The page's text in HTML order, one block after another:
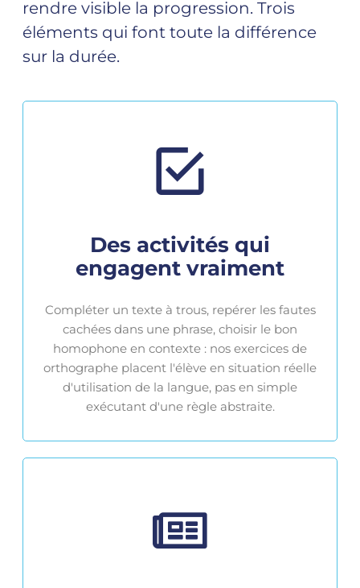
rendre visible la progression. Trois
éléments qui font toute la différence
sur la durée.
Des activités qui
engagent vraiment
Compléter un texte à trous, repérer les fautes
cachées dans une phrase, choisir le bon
homophone en contexte : nos exercices de
orthographe placent l'élève en situation réelle
d'utilisation de la langue, pas en simple
exécutant d'une règle abstraite.